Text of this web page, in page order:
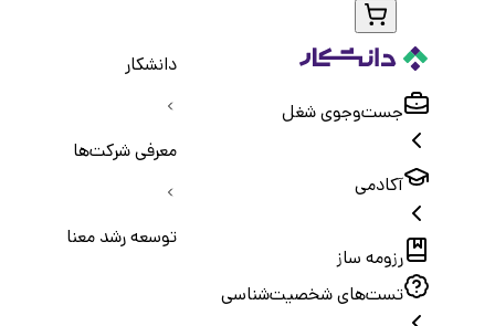
جست‌و‌جوی شغل
آکادمی
رزومه ساز
تست‌های شخصیت‌شناسی
دانشکار
معرفی شرکت‌ها
توسعه رشد معنا